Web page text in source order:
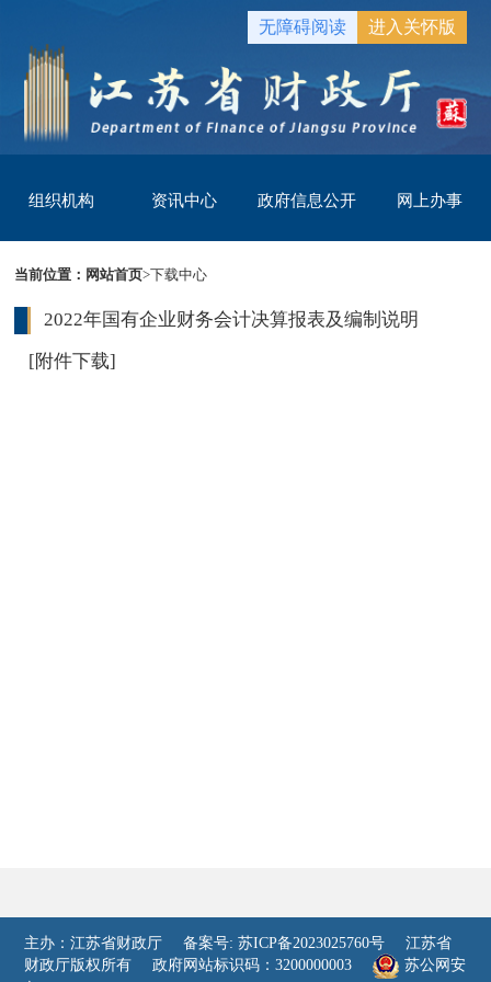
无障碍阅读 进入关怀版
组织机构 资讯中心 政府信息公开 网上办事
当前位置： 网站首页>下载中心
2022年国有企业财务会计决算报表及编制说明
[附件下载]
主办：江苏省财政厅 备案号: 苏ICP备2023025760号
江苏省
财政厅版权所有
政府网站标识码：3200000003
苏公网安